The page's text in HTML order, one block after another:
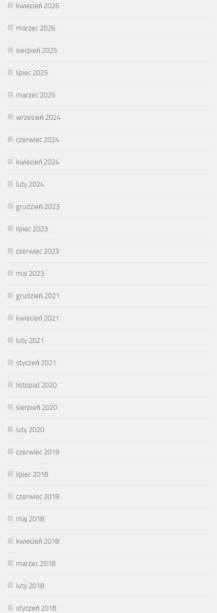
kwiecień 2026
marzec 2026
sierpień 2025
lipiec 2025
marzec 2025
wrzesień 2024
czerwiec 2024
kwiecień 2024
luty 2024
grudzień 2023
lipiec 2023
czerwiec 2023
maj 2023
grudzień 2021
kwiecień 2021
luty 2021
styczeń 2021
listopad 2020
sierpień 2020
luty 2020
czerwiec 2019
lipiec 2018
czerwiec 2018
maj 2018
kwiecień 2018
marzec 2018
luty 2018
styczeń 2018